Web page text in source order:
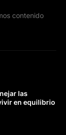
contenido
las
en equilibrio